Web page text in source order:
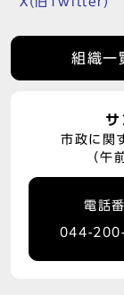
組織一
サ
市政に関
（午
電話
044-